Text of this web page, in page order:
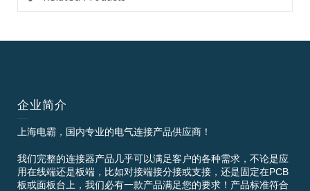
企业简介
上海电霸，国内专业的电气连接产品供应商！
我们完整的连接器产品几乎可以满足客户的各种需求，不论是应
用在线端还是板端，比如对接端接分接或支接，还是固定在PCB
板或面板台上，我们必有一款产品满足您的要求！产品标准符合